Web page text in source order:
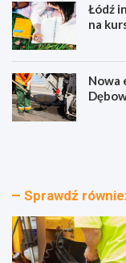
Łódź
na
Nowa
P
t
ó
d
z
Z
k
w
a
s
Sprawdź